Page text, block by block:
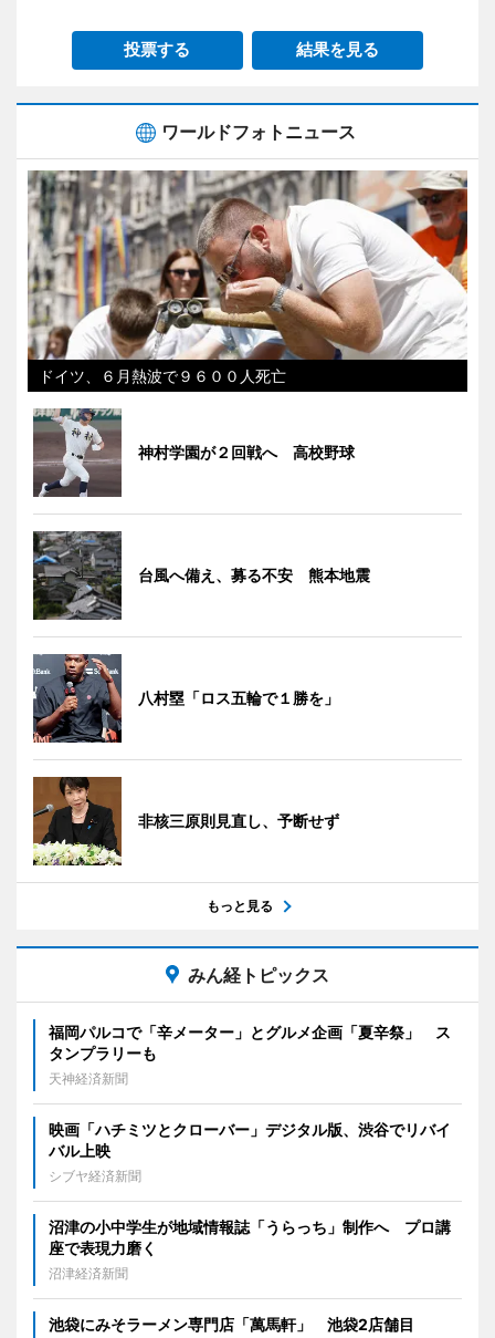
投票する 結果を見る
ワールドフォトニュース
ドイツ、６月熱波で９６００人死亡
神村学園が２回戦へ 高校野球
台風へ備え、募る不安 熊本地震
八村塁「ロス五輪で１勝を」
非核三原則見直し、予断せず
もっと見る
みん経トピックス
福岡パルコで「辛メーター」とグルメ企画「夏辛祭」 ス
タンプラリーも
天神経済新聞
映画「ハチミツとクローバー」デジタル版、渋谷でリバイ
バル上映
シブヤ経済新聞
沼津の小中学生が地域情報誌「うらっち」制作へ プロ講
座で表現力磨く
沼津経済新聞
池袋にみそラーメン専門店「萬馬軒」 池袋2店舗目